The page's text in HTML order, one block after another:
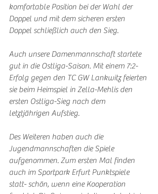
komfortable Position bei der Wahl der
Doppel und mit dem sicheren ersten
Doppel schließlich auch den Sieg.
Auch unsere Damenmannschaft startete
gut in die Ostliga-Saison. Mit einem 7:2-
Erfolg gegen den TC GW Lankwitz feierten
sie beim Heimspiel in Zella-Mehlis den
ersten Ostliga-Sieg nach dem
letztjährigen Aufstieg.
Des Weiteren haben auch die
Jugendmannschaften die Spiele
aufgenommen. Zum ersten Mal finden
auch im Sportpark Erfurt Punktspiele
statt- schön, wenn eine Kooperation